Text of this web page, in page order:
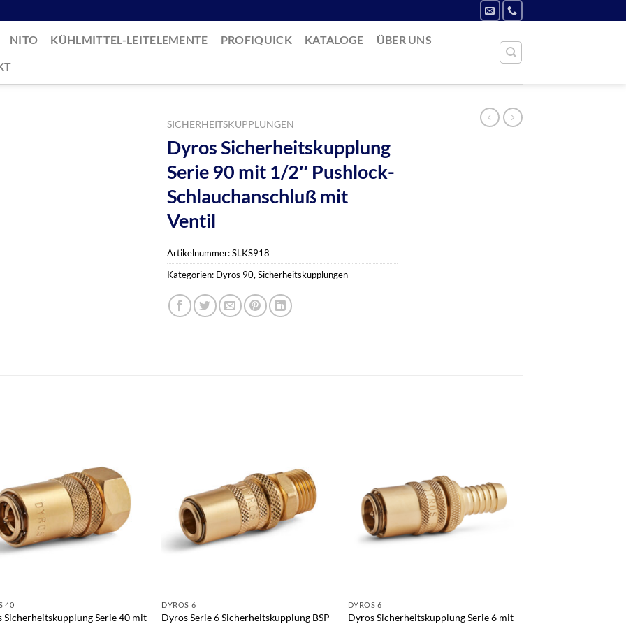
NITO KÜHLMITTEL-LEITELEMENTE PROFIQUICK KATALOGE
ÜBER UNS
SICHERHEITSKUPPLUNGEN
Dyros Sicherheitskupplung
Serie 90 mit 1/2″ Pushlock-
Schlauchanschluß mit
Ventil
Artikelnummer:SLKS918
Kategorien: Dyros 90,Sicherheitskupplungen
40
Sicherheitskupplung Serie 40 mit
DYROS 6
Dyros Serie 6 Sicherheitskupplung BSP
DYROS 6
Dyros Sicherheitskupplung Serie 6 mit